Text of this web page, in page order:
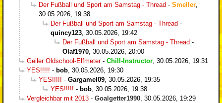
Der Fußball und Sport am Samstag - Thread - Smeller
30.05.2026, 19:38
Der Fußball und Sport am Samstag - Thread -
quincy123 30.05.2026, 19:42
Der Fußball und Sport am Samstag - Thread -
Olaf1970 30.05.2026, 20:00
Geiler Oldschool-Elfmeter- Chill-Instructor 30.05.2026, 19:31
YES!!!!! - bob 30.05.2026, 19:30
YES!!!!! - Gargamel09 30.05.2026, 19:35
YES!!!!! - bob 30.05.2026, 19:38
Vergleichbar mit 2013 - Goalgetter1990 30.05.2026, 19:29